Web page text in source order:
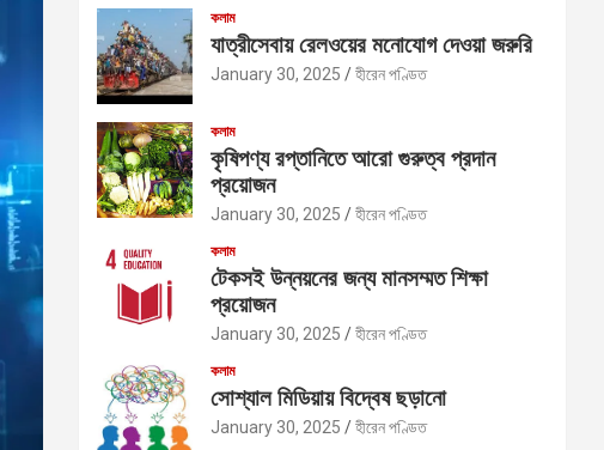
কলাম
যাত্রীসেবায় রেলওয়ের মনোযোগ দেওয়া জরুরি
January 30, 2025 হীরেন পণ্ডিত
কলাম
কৃষিপণ্য রপ্তানিতে আরো গুরুত্ব প্রদান
প্রয়োজন
January 30, 2025 হীরেন পণ্ডিত
কলাম
টেকসই উন্নয়নের জন্য মানসম্মত শিক্ষা
প্রয়োজন
January 30, 2025 হীরেন পণ্ডিত
কলাম
সোশ্যাল মিডিয়ায় বিদ্বেষ ছড়ানো
January 30, 2025 হীরেন পণ্ডিত